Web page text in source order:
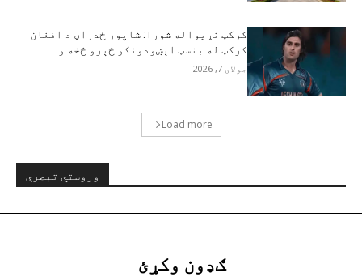
کرکټ نړيواله شورا: شاپور ځدراڼ د افغان
کرکټ له بنسټ اېښودونکو څېرو څخه و
جولای 7, 2026
Load more
وروستي تبصرې
ګډون وکړئ